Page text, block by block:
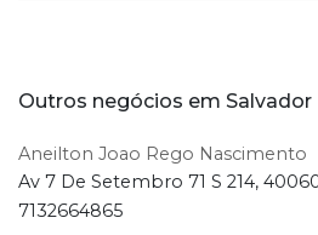
Outros negócios em Salvador
Aneilton Joao Rego Nascimento
Av 7 De Setembro 71 S 214,
7132664865